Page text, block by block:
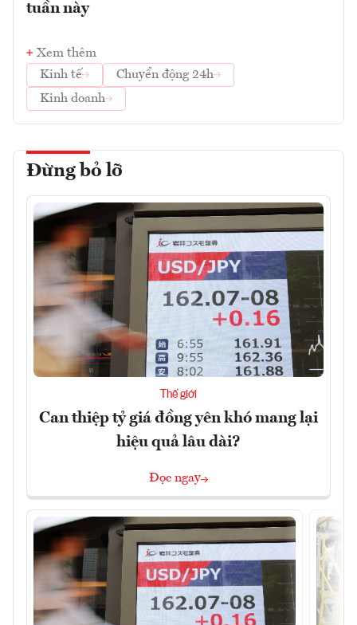
tuần này
Xem thêm
Kinh tế
Chuyển động 24h
Kinh doanh
Đừng bỏ lỡ
Thế giới
Can thiệp tỷ giá đồng yên khó mang lại
hiệu quả lâu dài?
Đọc ngay